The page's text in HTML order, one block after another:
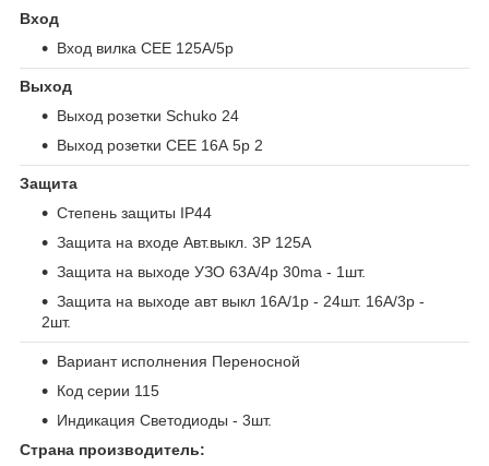
Вход
Вход вилка CEE 125А/5р
Выход
Выход розетки Schuko 24
Выход розетки СЕЕ 16А 5р 2
Защита
Степень защиты IP44
Защита на входе Авт.выкл. 3P 125A
Защита на выходе УЗО 63А/4p 30ma - 1шт.
Защита на выходе авт выкл 16A/1p - 24шт. 16A/3p -
2шт.
Вариант исполнения Переносной
Код серии 115
Индикация Светодиоды - 3шт.
Страна производитель: